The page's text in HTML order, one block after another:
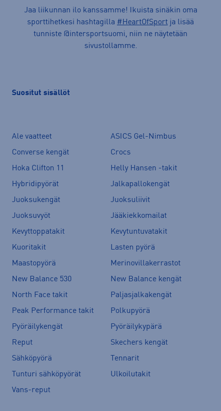
Jaa liikunnan ilo kanssamme! Ikuista sinäkin oma
sporttihetkesi hashtagilla #HeartOfSport ja lisää
tunniste @intersportsuomi, niin ne näytetään
sivustollamme.
Suositut sisällöt
Ale vaatteet
ASICS Gel-Nimbus
Converse kengät
Crocs
Hoka Clifton 11
Helly Hansen -takit
Hybridipyörät
Jalkapallokengät
Juoksukengät
Juoksuliivit
Juoksuvyöt
Jääkiekkomailat
Kevyttoppatakit
Kevytuntuvatakit
Kuoritakit
Lasten pyörä
Maastopyörä
Merinovillakerrastot
New Balance 530
New Balance kengät
North Face takit
Paljasjalkakengät
Peak Performance takit
Polkupyörä
Pyöräilykengät
Pyöräilykypärä
Reput
Skechers kengät
Sähköpyörä
Tennarit
Tunturi sähköpyörät
Ulkoilutakit
Vans-reput